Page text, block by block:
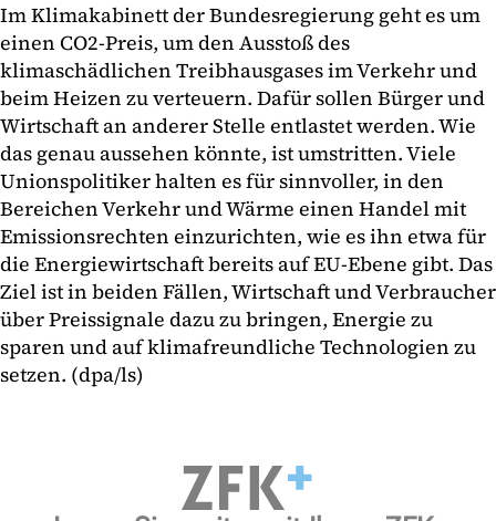
Im Klimakabinett der Bundesregierung geht es um
einen CO2-Preis, um den Ausstoß des
klimaschädlichen Treibhausgases im Verkehr und
beim Heizen zu verteuern. Dafür sollen Bürger und
Wirtschaft an anderer Stelle entlastet werden. Wie
das genau aussehen könnte, ist umstritten. Viele
Unionspolitiker halten es für sinnvoller, in den
Bereichen Verkehr und Wärme einen Handel mit
Emissionsrechten einzurichten, wie es ihn etwa für
die Energiewirtschaft bereits auf EU-Ebene gibt. Das
Ziel ist in beiden Fällen, Wirtschaft und Verbraucher
über Preissignale dazu zu bringen, Energie zu
sparen und auf klimafreundliche Technologien zu
setzen. (dpa/ls)